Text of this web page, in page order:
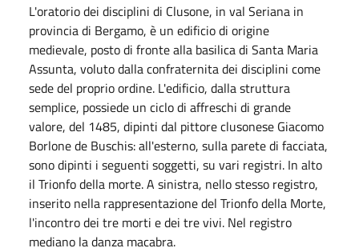
L'oratorio dei disciplini di Clusone, in val Seriana in
provincia di Bergamo, è un edificio di origine
medievale, posto di fronte alla basilica di Santa Maria
Assunta, voluto dalla confraternita dei disciplini come
sede del proprio ordine. L'edificio, dalla struttura
semplice, possiede un ciclo di affreschi di grande
valore, del 1485, dipinti dal pittore clusonese Giacomo
Borlone de Buschis: all'esterno, sulla parete di facciata,
sono dipinti i seguenti soggetti, su vari registri. In alto
il Trionfo della morte. A sinistra, nello stesso registro,
inserito nella rappresentazione del Trionfo della Morte,
l'incontro dei tre morti e dei tre vivi. Nel registro
mediano la danza macabra.